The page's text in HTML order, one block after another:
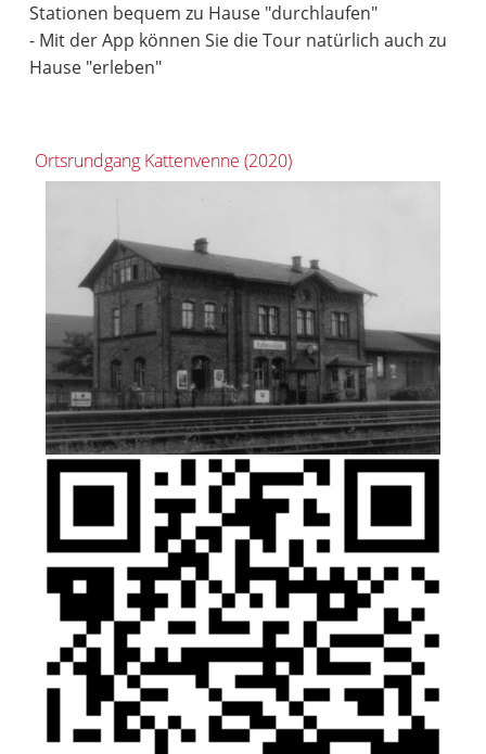
Stationen bequem zu Hause "durchlaufen"
- Mit der App können Sie die Tour natürlich auch zu
Hause "erleben"
Ortsrundgang Kattenvenne (2020)